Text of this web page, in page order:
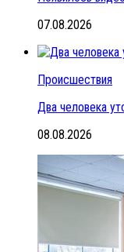
07.08.2026
Происшествия
Два человека
08.08.2026